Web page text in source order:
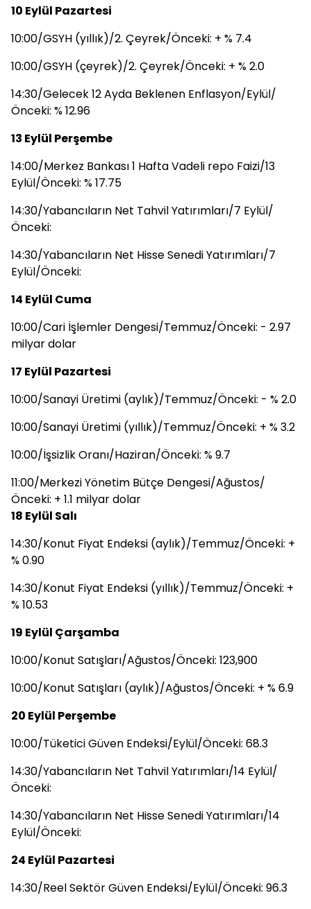
10 Eylül Pazartesi
10:00/GSYH (yıllık)/2. Çeyrek/Önceki: + % 7.4
10:00/GSYH (çeyrek)/2. Çeyrek/Önceki: + % 2.0
14:30/Gelecek 12 Ayda Beklenen Enflasyon/Eylül/
Önceki: % 12.96
13 Eylül Perşembe
14:00/Merkez Bankası 1 Hafta Vadeli repo Faizi/13
Eylül/Önceki: % 17.75
14:30/Yabancıların Net Tahvil Yatırımları/7 Eylül/
Önceki:
14:30/Yabancıların Net Hisse Senedi Yatırımları/7
Eylül/Önceki:
14 Eylül Cuma
10:00/Cari İşlemler Dengesi/Temmuz/Önceki: - 2.97
milyar dolar
17 Eylül Pazartesi
10:00/Sanayi Üretimi (aylık)/Temmuz/Önceki: - % 2.0
10:00/Sanayi Üretimi (yıllık)/Temmuz/Önceki: + % 3.2
10:00/İşsizlik Oranı/Haziran/Önceki: % 9.7
11:00/Merkezi Yönetim Bütçe Dengesi/Ağustos/
Önceki: + 1.1 milyar dolar
18 Eylül Salı
14:30/Konut Fiyat Endeksi (aylık)/Temmuz/Önceki: +
% 0.90
14:30/Konut Fiyat Endeksi (yıllık)/Temmuz/Önceki: +
% 10.53
19 Eylül Çarşamba
10:00/Konut Satışları/Ağustos/Önceki: 123,900
10:00/Konut Satışları (aylık)/Ağustos/Önceki: + % 6.9
20 Eylül Perşembe
10:00/Tüketici Güven Endeksi/Eylül/Önceki: 68.3
14:30/Yabancıların Net Tahvil Yatırımları/14 Eylül/
Önceki:
14:30/Yabancıların Net Hisse Senedi Yatırımları/14
Eylül/Önceki:
24 Eylül Pazartesi
14:30/Reel Sektör Güven Endeksi/Eylül/Önceki: 96.3